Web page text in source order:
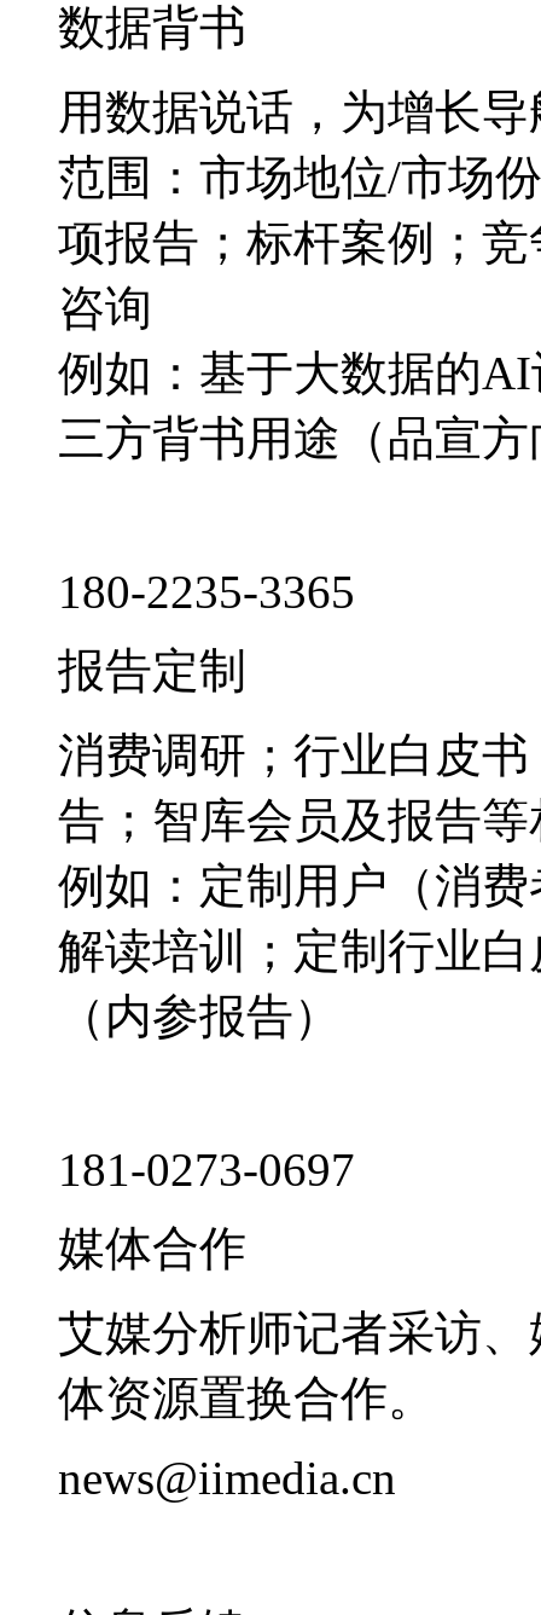
数据背书
用数据说话，为增长导
范围：市场地位/市场
项报告；标杆案例；
咨询
例如：基于大数据的
三方背书用途（品宣
180-2235-3365
报告定制
消费调研；行业白皮
告；智库会员及报告
例如：定制用户（消
解读培训；定制行业
（内参报告）
181-0273-0697
媒体合作
艾媒分析师记者采访
体资源置换合作。
news@iimedia.cn